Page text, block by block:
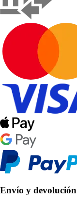
Envío y devolución